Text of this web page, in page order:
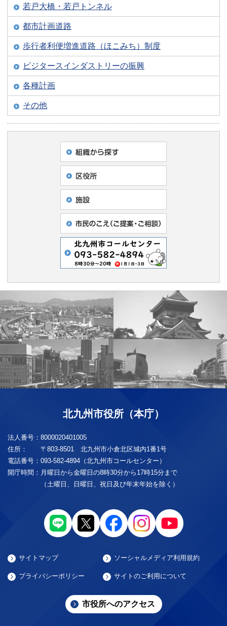
若戸大橋・若戸トンネル
都市計画道路
歩行者利便増進道路（ほこみち）制度
ビジタースインダストリーの振興
各種計画
その他
北九州市役所（本庁）
法人番号： 8000020401005
住所：
〒803-8501 北九州市小倉北区城内1番1号
電話番号： 093-582-4894（北九州市コールセンター）
開庁時間： 月曜日から金曜日の8時30分から17時15分まで
（土曜日、日曜日、祝日及び年末年始を除く）
サイトマップ ソーシャルメディア利用規約
プライバシーポリシー サイトのご利用について
市役所へのアクセス